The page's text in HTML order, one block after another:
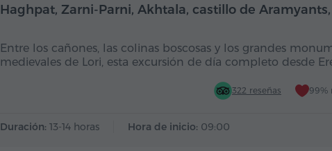
Día completo
Haghpat, Zarni-Parni, Akhtala, castillo de
Entre los cañones, las colinas boscosas y los grandes
medievales de Lori, esta excursión de día completo desde
322 reseñas 99%
Duración: 13-14 horas Hora de inicio: 09:00